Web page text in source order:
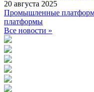
20 августа 2025
Промышленные
платформы
Все новости »